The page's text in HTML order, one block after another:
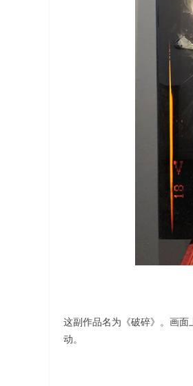
这副作品名为《破碎》。画
动。